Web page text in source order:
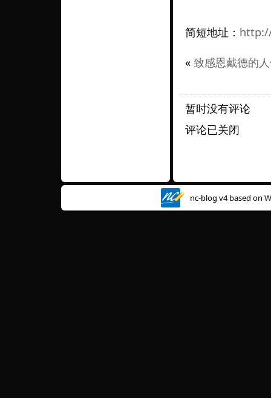
简短地址：
« 致感恩戴德的
暂时没有评论
评论已关闭
nc-blog v4 based on